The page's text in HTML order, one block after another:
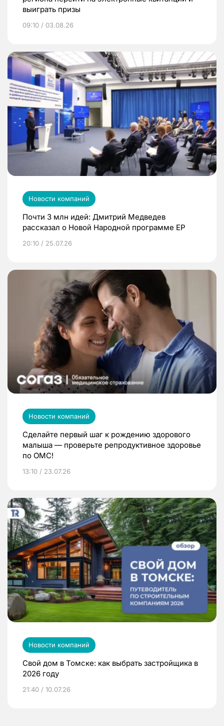
выиграть призы
09:10 / 03.08.26
Новости компаний
Почти 3 млн идей: Дмитрий Медведев
рассказал о Новой Народной программе ЕР
20:10 / 25.07.26
Новости компаний
Сделайте первый шаг к рождению здорового
малыша — проверьте репродуктивное здоровье
по ОМС!
13:10 / 23.07.26
Новости компаний
Свой дом в Томске: как выбрать застройщика в
2026 году
21:40 / 10.07.26